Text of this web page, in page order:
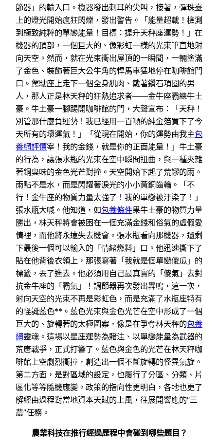
節器」的輸入口。機器發出刺耳的尖叫，接著，彈珠臺
上的燈光開始瘋狂閃爍，發出警告。「能量超載！檢測
到極致純粹的單戀能量！目標：提升天秤座運勢！」在
機器的頂部，一個巨大的、像彩虹一樣的光束筆直地射
向天空。然而，就在光束衝出屋頂的一瞬間，一輛塗滿
了金色、裝飾著巨大公牛角的悍馬車猛地停在咖啡館門
口。駕駛座上走下一個全身肌肉、戴著鑽石項圈的男
人，那人正是林天秤的狂熱追求者——金牛座霸總牛土
豪。牛土豪一腳踢開咖啡館的門，大聲宣布：「天秤！
別管那什麼負運勢！我已經用一百噸的純金箔買下了今
天所有的壞運氣！」「從現在開始，你的運勢由我主包
養網評價宰！我的金錢，就是你的正面能量！」牛土豪
的行為，讓張水瓶的光束在空中瞬間扭曲，與一種夾雜
著銅臭味的金色光芒對撞。天空開始下起了荒謬的雨。
雨點不是水，而是閃耀著淚光的小小黃銅齒輪。「不
行！金牛座的物質力量太強了！我的單戀被汙染了！」
張水瓶大喊。他知道，如包養條件果牛土豪的物質力量
勝出，林天秤將會被困在一個充滿金錢和俗氣的虛假愛
情裡，而他將永遠失去機會。張水瓶看向那機器，還剩
下最後一個可以輸入的「情緒燃料」口。他迅速撕下了
貼在他背後衣領上，那張寫著「我就是個單戀傻瓜」的
標籤，丟了進去。他必須用自己最真實的「傻氣」去對
抗金牛座的「霸氣」！調節器再次發出轟鳴，這一次，
射向天空的光束不再是彩虹色，而是充滿了水瓶座特有
的怪誕藍色**。藍色光束與金色光芒在空中形成了一個
巨大的、旋轉著的太極圖案，像是在爭奪林天秤的包養
網靈魂。這場以星座運勢為賭注、以單戀能量為武器的
荒唐戰爭，正式打響了。藍色與金色的光芒在林天秤咖
啡館上空劇烈衝撞，創造出一個不斷旋轉的怪異氣旋。
第二方面，是對區域的設定，也履行了分區、分類、片
區化等等隨機應變。政策的指向性更明白，各地也更了
解經由過程對當地資本天賦的上風，往展開響應的“三
農”任務。
農業科技在推行經過歷程中會碰到哪些題目？